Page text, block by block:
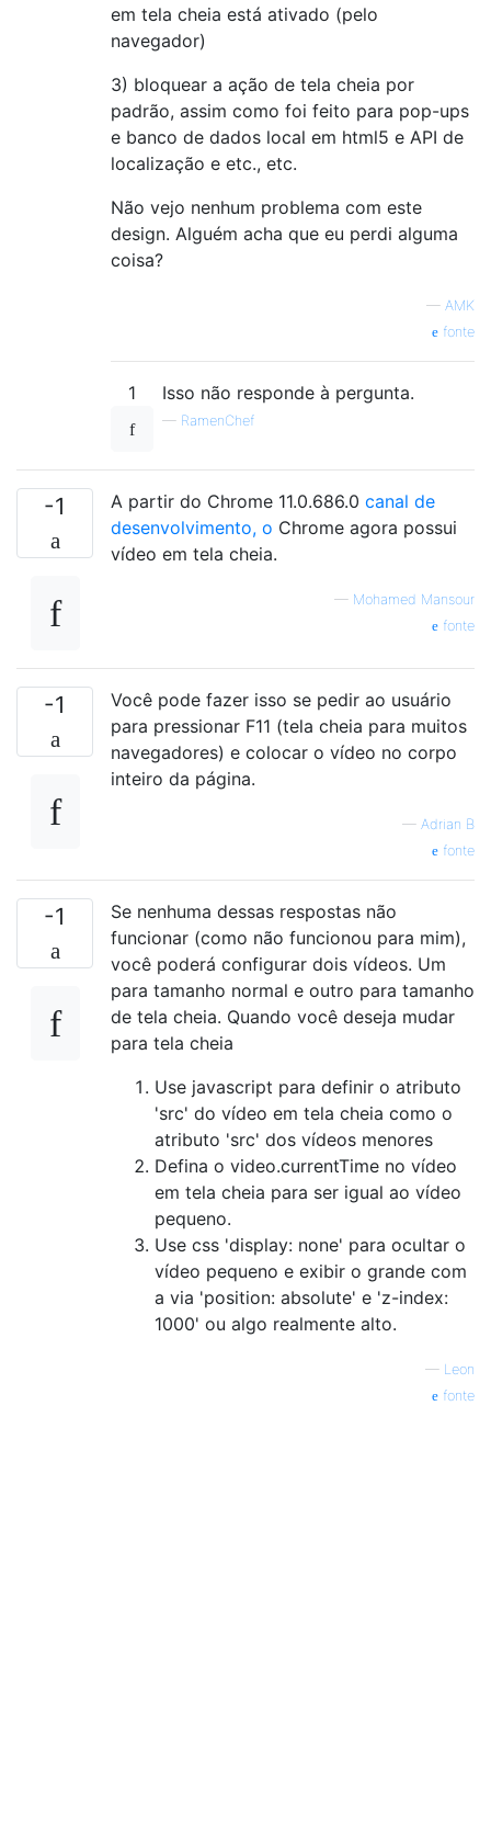
em tela cheia está ativado (pelo
navegador)
3) bloquear a ação de tela cheia por
padrão, assim como foi feito para pop-ups
e banco de dados local em html5 e API de
localização e etc., etc.
Não vejo nenhum problema com este
design. Alguém acha que eu perdi alguma
coisa?
— AMK
fonte
1 Isso não responde à pergunta.
— RamenChef
-1 A partir do Chrome 11.0.686.0 canal de
desenvolvimento, o Chrome agora possui
vídeo em tela cheia.
— Mohamed Mansour
fonte
-1
Você pode fazer isso se pedir ao usuário
para pressionar F11 (tela cheia para muitos
navegadores) e colocar o vídeo no corpo
inteiro da página.
— Adrian B
fonte
-1
Se nenhuma dessas respostas não
funcionar (como não funcionou para mim),
você poderá configurar dois vídeos. Um
para tamanho normal e outro para tamanho
de tela cheia. Quando você deseja mudar
para tela cheia
Use javascript para definir o atributo
'src' do vídeo em tela cheia como o
atributo 'src' dos vídeos menores
Defina o video.currentTime no vídeo
em tela cheia para ser igual ao vídeo
pequeno.
Use css 'display: none' para ocultar o
vídeo pequeno e exibir o grande com
a via 'position: absolute' e 'z-index:
1000' ou algo realmente alto.
— Leon
fonte